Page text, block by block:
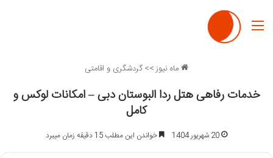
منو
ماه نیوز>>گردشگری و اقامتی
خدمات رفاهی هتل ردا البوستان دبی – امکانات لوکس و
کامل
20 شهریور 1404 خواندن این مطلب 15 دقیقه زمان میبرد